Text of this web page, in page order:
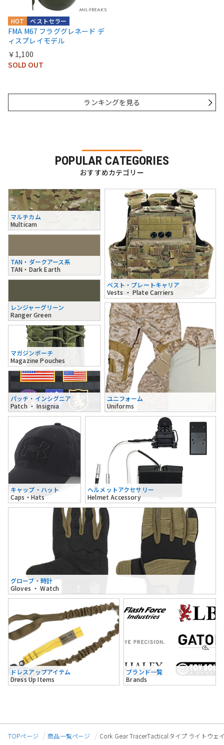
ベストセラー
HOT
FMA M67 フラググレネード デ
ィスプレイモデル
￥1,100
SOLD OUT
ランキングを見る
POPULAR CATEGORIES
おすすめカテゴリー
マルチカム
Multicam
TAN・ダークアース系
TAN・Dark Earth
レンジャーグリーン
Ranger Green
ベスト・プレートキャリア
Vests ・ Plate Carriers
マガジンポーチ
Magazine Pouches
パッチ・インシグニア
Patch ・ Insignia
ユニフォーム
Uniforms
キャップ・ハット
Caps・Hats
ヘルメットアクセサリー
Helmet Accessory
グローブ・時計
Gloves ・ Watch
ドレスアップアイテム
Dress Up Items
ブランド一覧
Brands
TOPページ 商品一覧ページ
Cork Gear TracerTacticalタイプ ライトウェ